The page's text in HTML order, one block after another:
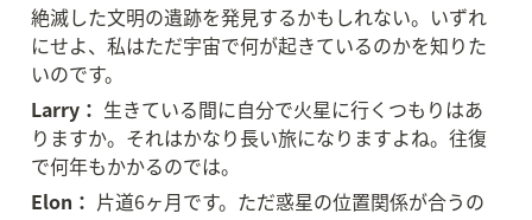
絶滅した文明の遺跡を発見するかもしれない。いずれ
にせよ、私はただ宇宙で何が起きているのかを知りた
いのです。
Larry： 生きている間に自分で火星に行くつもりはあ
りますか。それはかなり長い旅になりますよね。往復
で何年もかかるのでは。
Elon： 片道6ヶ月です。ただ惑星の位置関係が合うの